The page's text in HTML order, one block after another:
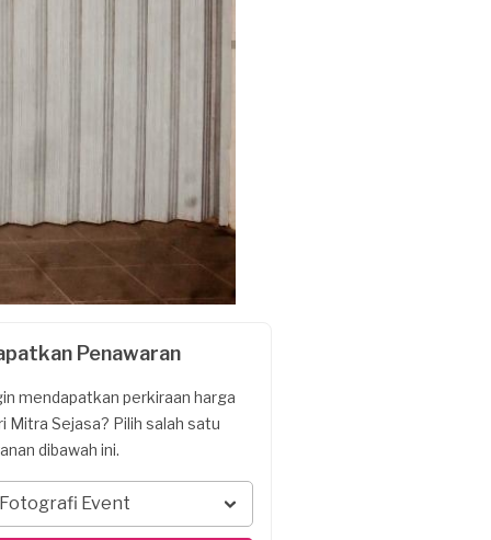
Penawaran
mendapatkan perkiraan harga
Mitra Sejasa? Pilih salah satu
dibawah ini.
Fotografi Event